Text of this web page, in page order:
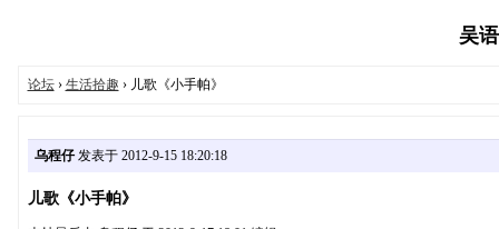
吴
论坛› 生活拾趣 › 儿歌《小手帕》
乌程仔发表于 2012-9-15 18:20:18
儿歌《小手帕》